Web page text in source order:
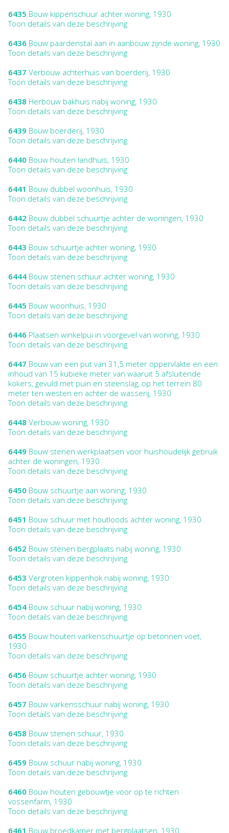
6435 Bouw kippenschuur achter woning, 1930
Toon details van deze beschrijving
6436 Bouw paardenstal aan in aanbouw zijnde woning, 1930
Toon details van deze beschrijving
6437 Verbouw achterhuis van boerderij, 1930
Toon details van deze beschrijving
6438 Herbouw bakhuis nabij woning, 1930
Toon details van deze beschrijving
6439 Bouw boerderij, 1930
Toon details van deze beschrijving
6440 Bouw houten landhuis, 1930
Toon details van deze beschrijving
6441 Bouw dubbel woonhuis, 1930
Toon details van deze beschrijving
6442 Bouw dubbel schuurtje achter de woningen, 1930
Toon details van deze beschrijving
6443 Bouw schuurtje achter woning, 1930
Toon details van deze beschrijving
6444 Bouw stenen schuur achter woning, 1930
Toon details van deze beschrijving
6445 Bouw woonhuis, 1930
Toon details van deze beschrijving
6446 Plaatsen winkelpui in voorgevel van woning, 1930
Toon details van deze beschrijving
6447 Bouw van een put van 31,5 meter oppervlakte en een
inhoud van 15 kubieke meter van waaruit 5 afsluitende
kokers, gevuld met puin en steenslag, op het terrein 80
meter ten westen en achter de wasserij, 1930
Toon details van deze beschrijving
6448 Verbouw woning, 1930
Toon details van deze beschrijving
6449 Bouw stenen werkplaatsen voor huishoudelijk gebruik
achter de woningen, 1930
Toon details van deze beschrijving
6450 Bouw schuurtje aan woning, 1930
Toon details van deze beschrijving
6451 Bouw schuur met houtloods achter woning, 1930
Toon details van deze beschrijving
6452 Bouw stenen bergplaats nabij woning, 1930
Toon details van deze beschrijving
6453 Vergroten kippenhok nabij woning, 1930
Toon details van deze beschrijving
6454 Bouw schuur nabij woning, 1930
Toon details van deze beschrijving
6455 Bouw houten varkenschuurtje op betonnen voet,
1930
Toon details van deze beschrijving
6456 Bouw schuurtje achter woning, 1930
Toon details van deze beschrijving
6457 Bouw varkensschuur nabij woning, 1930
Toon details van deze beschrijving
6458 Bouw stenen schuur, 1930
Toon details van deze beschrijving
6459 Bouw schuur nabij woning, 1930
Toon details van deze beschrijving
6460 Bouw houten gebouwtje voor op te richten
vossenfarm, 1930
Toon details van deze beschrijving
6461 Bouw broedkamer met bergplaatsen, 1930